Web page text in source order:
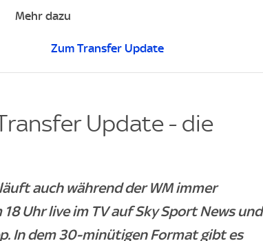
Mehr dazu
Zum Transfer Update
Update - die
auch während der WM immer
Uhr live im TV auf Sky Sport News und
In dem 30-minütigen Format gibt es